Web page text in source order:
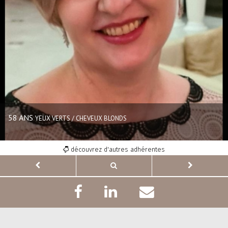
58 ANSYEUX VERTS / CHEVEUX BLONDS
découvrez d'autres adhérentes